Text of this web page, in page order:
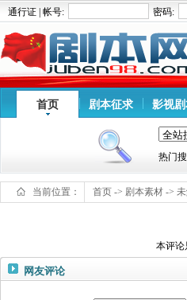
通行证 | 帐号: 密码:
首页 剧本征求 影视
热门
当前位置： 首页 -> 剧本素材 ->
本评论
网友评论